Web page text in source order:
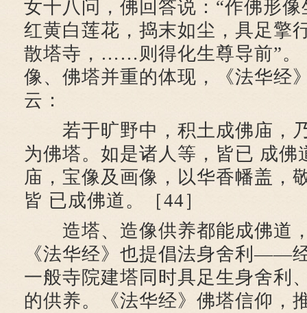
女十八问，佛回答说：“作佛形
红黄白莲花，捣末如尘，具足擎
散塔寺，……则得化生尊导前”。
像、佛塔并重的体现，《法华经
云：
若于旷野中，积土成佛庙，
为佛塔。如是诸人等，皆已 成
庙，宝像及画像，以华香幡盖
皆 已成佛道。［44］
造塔、造像供养都能成佛道
《法华经》也提倡法身舍利——
一般寺院建塔同时具足生身舍利
的供养。《法华经》佛塔信仰，